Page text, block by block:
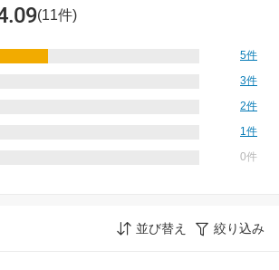
(11件)
5件
3件
2件
1件
0件
並び替え 絞り込み